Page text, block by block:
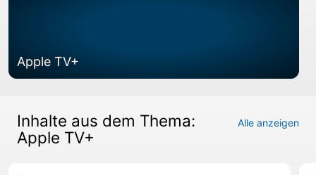
Apple TV+
Inhalte aus dem Thema:
Apple TV+
Alle anzeigen